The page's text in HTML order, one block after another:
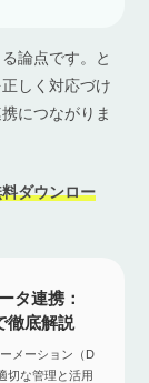
論点です。と
しく対応づけ
につながりま
ダウンロー
タ連携：
徹底解説
メーション（D
切な管理と活用